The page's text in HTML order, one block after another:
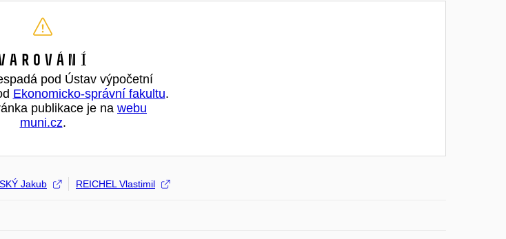
pod Ústav výpočetní
Ekonomicko-správní fakultu.
publikace je na webu
muni.cz.
Jakub REICHEL Vlastimil